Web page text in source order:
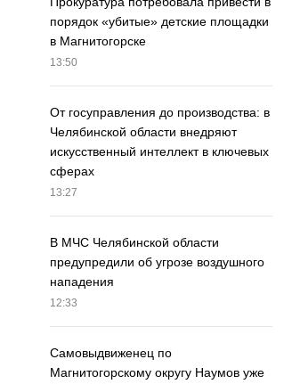
порядок «убитые» детские площадки
в Магнитогорске
13:50
От госуправления до производства: в
Челябинской области внедряют
искусственный интеллект в ключевых
сферах
13:27
В МЧС Челябинской области
предупредили об угрозе воздушного
нападения
12:33
Самовыдвиженец по
Магнитогорскому округу Наумов уже